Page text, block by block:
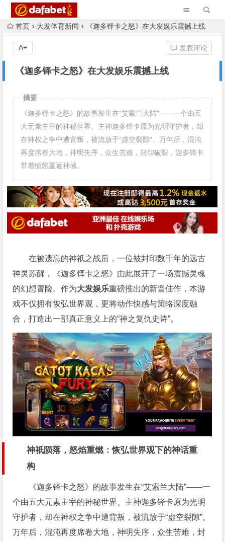
首页 大发体育新闻 《迦多铎卡之怒》在大发娱乐震撼上线
《迦多铎卡之怒》在大发娱乐震撼上线
发表评论
A+
摘要
《迦多铎卡之怒》的故事发生在“艾索兰大陆”——一个由五
大元素主宰的神秘世界。主神迦多铎卡原为光明守护者，却
在神权之争中遭背叛，被流放于“虚空裂隙”。万年后，混沌
再度席卷大地，神明失序，众生苦难，封印破裂，迦多铎卡
带着愤怒重返神域。
在被遗忘的神祇之战后，一位被封印数千年的远古
神灵苏醒，《迦多铎卡之怒》由此展开了一场震撼灵魂
的幻想冒险。作为大发娱乐重磅推出的新晋佳作，本游
戏不仅拥有恢弘世界观，更将动作快感与策略深度融
合，打造出一部真正意义上的“神之复仇史诗”。
神祇陨落，怒焰重燃：恢弘世界观下的神话重
构
《迦多铎卡之怒》的故事发生在“艾索兰大陆”——一
个由五大元素主宰的神秘世界。主神迦多铎卡原为光明
守护者，却在神权之争中遭背叛，被流放于“虚空裂隙”。
万年后，混沌再度席卷大地，神明失序，众生苦难，封